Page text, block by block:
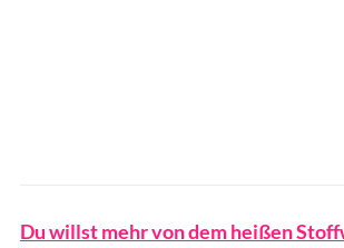
Du willst mehr von dem heißen